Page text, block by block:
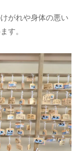
がれや身体の悪い
す。